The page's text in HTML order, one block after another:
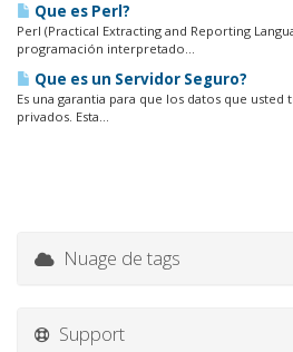
Que es Perl?
Perl (Practical Extracting and Reporting
programación interpretado...
Que es un Servidor Seguro?
Es una garantia para que los datos que usted
privados. Esta...
Nuage de tags
Support